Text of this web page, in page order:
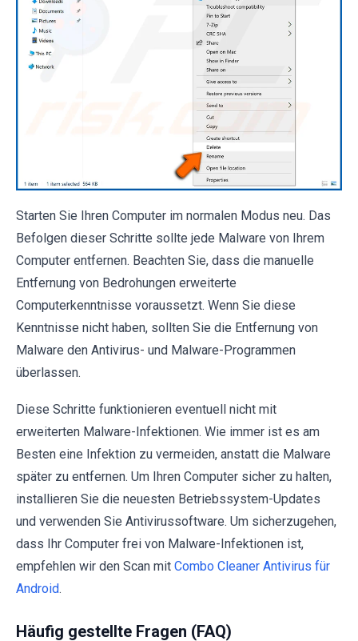
Starten Sie Ihren Computer im normalen Modus neu. Das
Befolgen dieser Schritte sollte jede Malware von Ihrem
Computer entfernen. Beachten Sie, dass die manuelle
Entfernung von Bedrohungen erweiterte
Computerkenntnisse voraussetzt. Wenn Sie diese
Kenntnisse nicht haben, sollten Sie die Entfernung von
Malware den Antivirus- und Malware-Programmen
überlassen.
Diese Schritte funktionieren eventuell nicht mit
erweiterten Malware-Infektionen. Wie immer ist es am
Besten eine Infektion zu vermeiden, anstatt die Malware
später zu entfernen. Um Ihren Computer sicher zu halten,
installieren Sie die neuesten Betriebssystem-Updates
und verwenden Sie Antivirussoftware. Um sicherzugehen,
dass Ihr Computer frei von Malware-Infektionen ist,
empfehlen wir den Scan mit Combo Cleaner Antivirus für
Android.
Häufig gestellte Fragen (FAQ)